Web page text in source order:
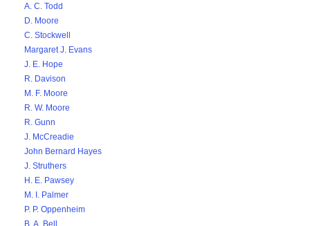
A. C. Todd
D. Moore
C. Stockwell
Margaret J. Evans
J. E. Hope
R. Davison
M. F. Moore
R. W. Moore
R. Gunn
J. McCreadie
John Bernard Hayes
J. Struthers
H. E. Pawsey
M. I. Palmer
P. P. Oppenheim
B. A. Bell